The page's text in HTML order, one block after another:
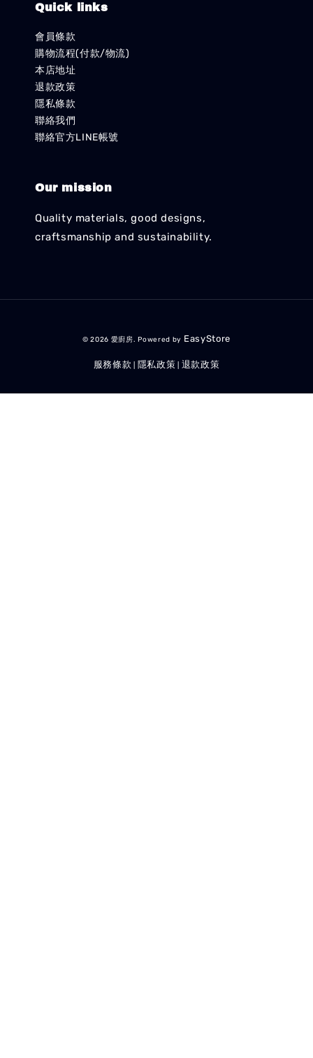
Quick links
會員條款
購物流程(付款/物流)
本店地址
退款政策
隱私條款
聯絡我們
聯絡官方LINE帳號
Our mission
Quality materials, good designs,
craftsmanship and sustainability.
© 2026 愛廚房. Powered by EasyStore
服務條款 隱私政策 退款政策